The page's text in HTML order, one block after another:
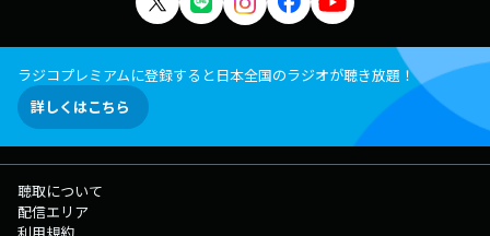
ラジコプレミアムに登録すると日本全国のラジオが聴き放題！
詳しくはこちら
聴取について
配信エリア